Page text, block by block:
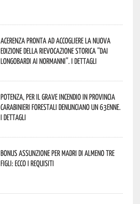
Acerenza pronta ad accogliere la nuova
edizione della rievocazione storica “Dai
Longobardi ai Normanni”. I dettagli
Potenza, per il grave incendio in Provincia
Carabinieri forestali denunciano un 63enne.
I dettagli
Bonus assunzione per madri di almeno tre
figli: ecco i requisiti